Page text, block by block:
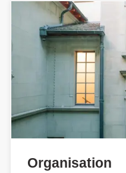
Organisation